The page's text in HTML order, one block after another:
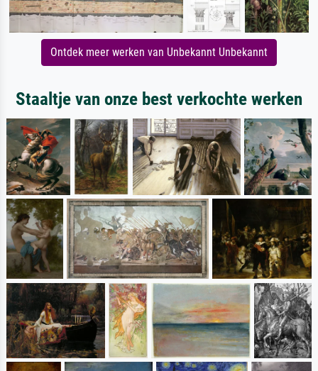
Ontdek meer werken van Unbekannt Unbekannt
Staaltje van onze best verkochte werken